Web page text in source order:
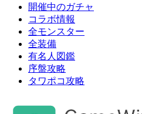
開催中のガチャ
コラボ情報
全モンスター
全装備
有名人図鑑
序盤攻略
タワポコ攻略